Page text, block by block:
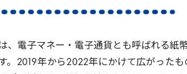
、電子マネー・電子通貨とも呼ばれる
。
2019年から 2022年にかけて広がった